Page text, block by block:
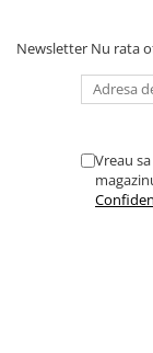
Newsletter Nu rata
Vreau